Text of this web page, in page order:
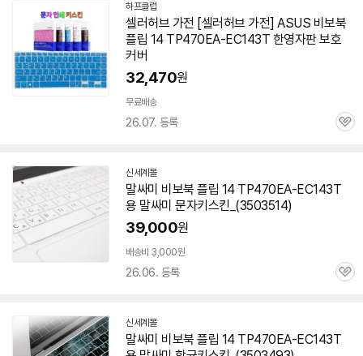
하프클럽
셀러허브 가전 [셀러허브 가전] ASUS 비보북
플립 14 TP470EA-EC143T 한영자판 보호
커버
32,470원
무료배송
26.07. 등록
관
신세계몰
말싸미 비보북 플립 14 TP470EA-EC143T
용 말싸미 문자키스킨_(3503514)
39,000원
배송비 3,000원
26.06. 등록
관
신세계몰
말싸미 비보북 플립 14 TP470EA-EC143T